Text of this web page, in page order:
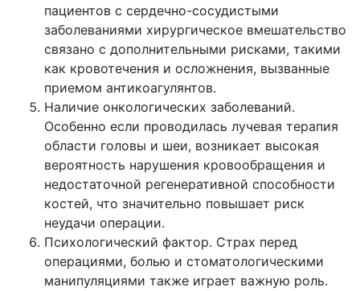
пациентов с сердечно-сосудистыми
заболеваниями хирургическое вмешательство
связано с дополнительными рисками, такими
как кровотечения и осложнения, вызванные
приемом антикоагулянтов.
Наличие онкологических заболеваний.
Особенно если проводилась лучевая терапия
области головы и шеи, возникает высокая
вероятность нарушения кровообращения и
недостаточной регенеративной способности
костей, что значительно повышает риск
неудачи операции.
Психологический фактор. Страх перед
операциями, болью и стоматологическими
манипуляциями также играет важную роль.